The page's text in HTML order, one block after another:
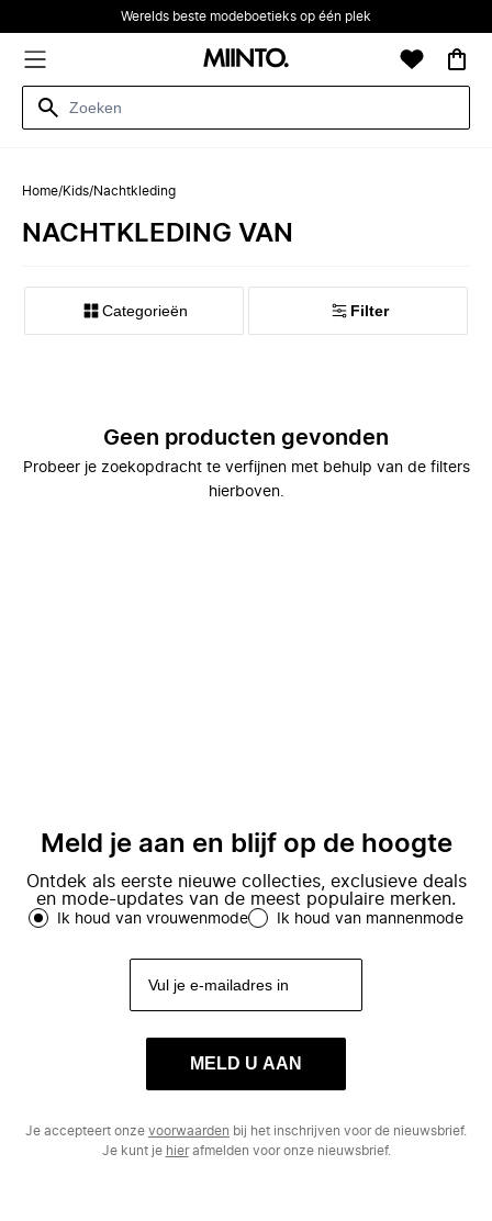
Werelds beste modeboetieks op één plek
Home/Kids/Nachtkleding
NACHTKLEDING VAN
Categorieën Filter
Geen producten gevonden
Probeer je zoekopdracht te verfijnen met behulp van de filters
hierboven.
Meld je aan en blijf op de hoogte
Ontdek als eerste nieuwe collecties, exclusieve deals
en mode-updates van de meest populaire merken.
Ik houd van vrouwenmode Ik houd van mannenmode
MELD U AAN
Je accepteert onze voorwaarden bij het inschrijven voor de nieuwsbrief.
Je kunt je hierafmelden voor onze nieuwsbrief.